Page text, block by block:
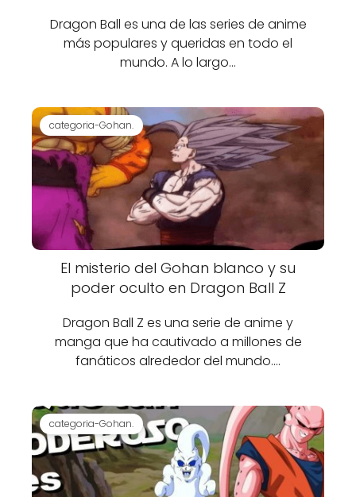
Dragon Ball es una de las series de anime
más populares y queridas en todo el
mundo. A lo largo…
categoria-Gohan.
El misterio del Gohan blanco y su
poder oculto en Dragon Ball Z
Dragon Ball Z es una serie de anime y
manga que ha cautivado a millones de
fanáticos alrededor del mundo.…
categoria-Gohan.